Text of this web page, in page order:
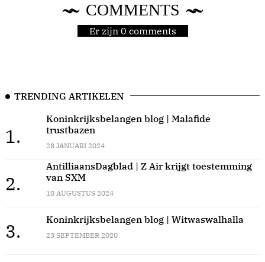
COMMENTS
Er zijn 0 comments
TRENDING ARTIKELEN
1.
Koninkrijksbelangen blog | Malafide
trustbazen
28 JANUARI 2024
2.
AntilliaansDagblad | Z Air krijgt toestemming
van SXM
10 AUGUSTUS 2024
3.
Koninkrijksbelangen blog | Witwaswalhalla
23 SEPTEMBER 2020